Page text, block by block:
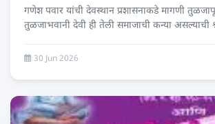
गणेश पवार यांची देवस्थान प्रशासनाकडे मागणी
तुळजाभवानी देवी ही तेली समाजाची कन्या असल्याची
30 Jun 2026